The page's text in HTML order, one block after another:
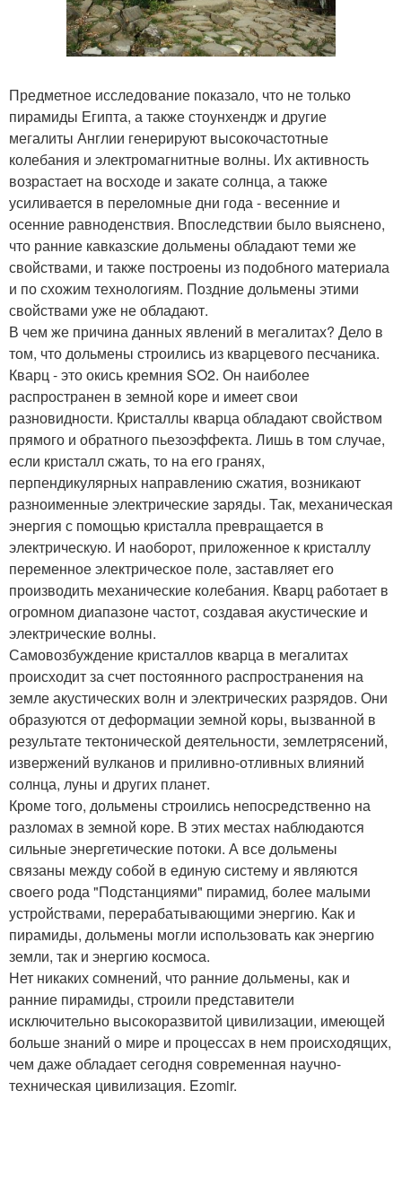
Предметное исследование показало, что не только
пирамиды Египта, а также стоунхендж и другие
мегалиты Англии генерируют высокочастотные
колебания и электромагнитные волны. Их активность
возрастает на восходе и закате солнца, а также
усиливается в переломные дни года - весенние и
осенние равноденствия. Впоследствии было выяснено,
что ранние кавказские дольмены обладают теми же
свойствами, и также построены из подобного материала
и по схожим технологиям. Поздние дольмены этими
свойствами уже не обладают.
В чем же причина данных явлений в мегалитах? Дело в
том, что дольмены строились из кварцевого песчаника.
Кварц - это окись кремния SO2. Он наиболее
распространен в земной коре и имеет свои
разновидности. Кристаллы кварца обладают свойством
прямого и обратного пьезоэффекта. Лишь в том случае,
если кристалл сжать, то на его гранях,
перпендикулярных направлению сжатия, возникают
разноименные электрические заряды. Так, механическая
энергия с помощью кристалла превращается в
электрическую. И наоборот, приложенное к кристаллу
переменное электрическое поле, заставляет его
производить механические колебания. Кварц работает в
огромном диапазоне частот, создавая акустические и
электрические волны.
Самовозбуждение кристаллов кварца в мегалитах
происходит за счет постоянного распространения на
земле акустических волн и электрических разрядов. Они
образуются от деформации земной коры, вызванной в
результате тектонической деятельности, землетрясений,
извержений вулканов и приливно-отливных влияний
солнца, луны и других планет.
Кроме того, дольмены строились непосредственно на
разломах в земной коре. В этих местах наблюдаются
сильные энергетические потоки. А все дольмены
связаны между собой в единую систему и являются
своего рода "Подстанциями" пирамид, более малыми
устройствами, перерабатывающими энергию. Как и
пирамиды, дольмены могли использовать как энергию
земли, так и энергию космоса.
Нет никаких сомнений, что ранние дольмены, как и
ранние пирамиды, строили представители
исключительно высокоразвитой цивилизации, имеющей
больше знаний о мире и процессах в нем происходящих,
чем даже обладает сегодня современная научно-
техническая цивилизация. Ezomir.